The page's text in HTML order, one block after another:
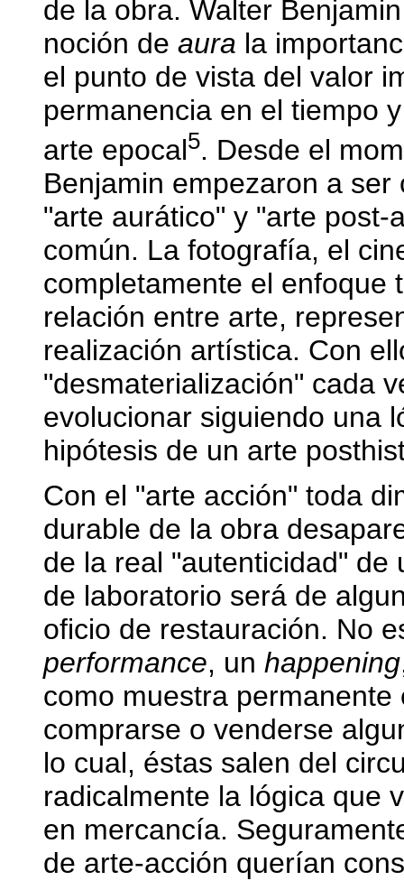
de la obra. Walter
noción de aura la
el punto de vista del valor
permanencia en el tiempo
arte epocal5. Desde el
Benjamin empezaron a
"arte aurático" y "arte
común. La fotografía, el
completamente el enfoque
relación entre arte,
realización artística. Con
"desmaterialización" cada
evolucionar siguiendo una
hipótesis de un arte
Con el "arte acción" toda
durable de la obra
de la real "autenticidad"
de laboratorio será de
oficio de restauración. No
performance, un happening
como muestra
comprarse o venderse
lo cual, éstas salen del
radicalmente la lógica que
en mercancía.
de arte-acción querían